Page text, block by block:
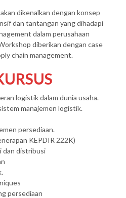
dikenalkan dengan konsep
dan tantangan yang dihadapi
dalam perusahaan
diberikan dengan case
chain management.
logistik dalam dunia usaha.
manajemen logistik.
persediaan.
KEPDIR 222K)
dan distribusi
persediaan